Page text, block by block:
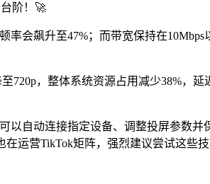
阶！🚀
会飙升至47%；而带宽保持在
，整体系统资源占用减少38%，
自动连接指定设备、调整投屏参数
运营TikTok矩阵，强烈建议尝试这些技